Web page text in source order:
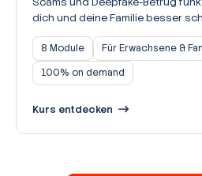
dich und deine Familie besser
8 Module
Für Erwachsene &
100% on demand
Kurs entdecken